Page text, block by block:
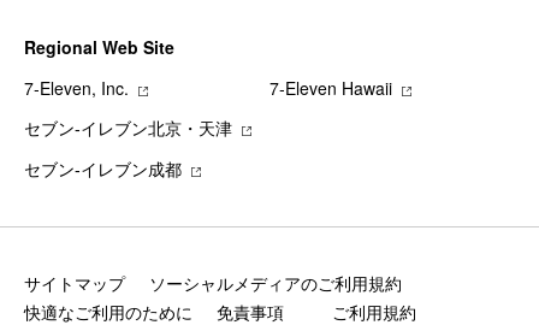
Regional Web Site
7‐Eleven, Inc.
7‐Eleven Hawaii
セブン‐イレブン北京・天津
セブン‐イレブン成都
サイトマップ
ソーシャルメディアのご利用規約
快適なご利用のために
免責事項
ご利用規約